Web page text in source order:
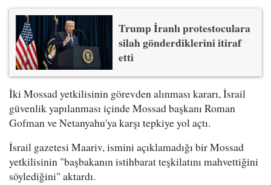
Trump İranlı protestoculara
silah gönderdiklerini itiraf
etti
İki Mossad yetkilisinin görevden alınması kararı, İsrail
güvenlik yapılanması içinde Mossad başkanı Roman
Gofman ve Netanyahu'ya karşı tepkiye yol açtı.
İsrail gazetesi Maariv, ismini açıklamadığı bir Mossad
yetkilisinin "başbakanın istihbarat teşkilatını mahvettiğini
söylediğini" aktardı.